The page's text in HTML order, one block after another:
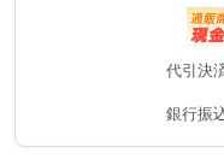
代引決
銀行振